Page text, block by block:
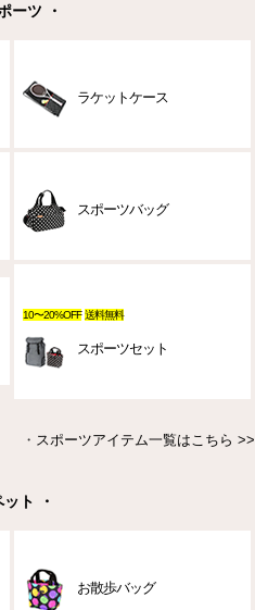
ーツ ・
ラケットケース
スポーツバッグ
10〜20%OFF 送料無料
スポーツセット
・ スポーツアイテム一覧はこちら >>
ット ・
お散歩バッグ